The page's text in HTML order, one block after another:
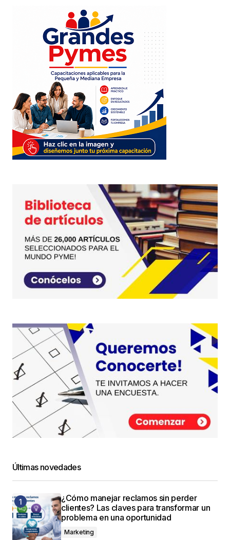
Últimas novedades
¿Cómo manejar reclamos sin perder
clientes? Las claves para transformar un
problema en una oportunidad
Marketing